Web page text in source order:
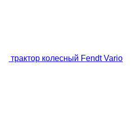
трактор колесный Fendt Vario